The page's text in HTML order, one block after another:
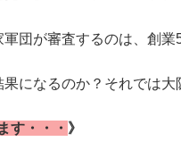
団が審査するのは、創
になるのか？それでは
す・・・ 》